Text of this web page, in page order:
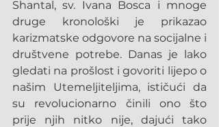
Shantal, sv. Ivana Bosca i mnoge
druge kronološki je prikazao
karizmatske odgovore na socijalne i
društvene potrebe. Danas je lako
gledati na prošlost i govoriti lijepo o
našim Utemeljiteljima, ističući da
su revolucionarno činili ono što
prije njih nitko nije, dajući tako